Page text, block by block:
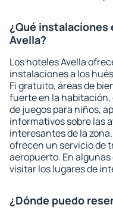
¿Qué
Avella?
Los hoteles Avella
instalaciones a los
Fi gratuito, áreas de
fuerte en la
de juegos para niños,
informativos sobre las
interesantes de la
ofrecen un servicio de
aeropuerto. En
visitar los lugares de
¿Dónde puedo